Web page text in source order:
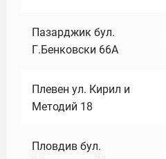
Пазарджик бул.
Г.Бенковски 66А
Плевен ул. Кирил и
Методий 18
Пловдив бул.